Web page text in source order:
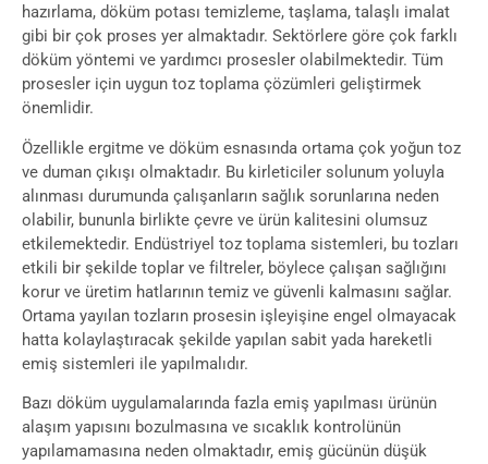
hazırlama, döküm potası temizleme, taşlama, talaşlı imalat
gibi bir çok proses yer almaktadır. Sektörlere göre çok farklı
döküm yöntemi ve yardımcı prosesler olabilmektedir. Tüm
prosesler için uygun toz toplama çözümleri geliştirmek
önemlidir.
Özellikle ergitme ve döküm esnasında ortama çok yoğun toz
ve duman çıkışı olmaktadır. Bu kirleticiler solunum yoluyla
alınması durumunda çalışanların sağlık sorunlarına neden
olabilir, bununla birlikte çevre ve ürün kalitesini olumsuz
etkilemektedir. Endüstriyel toz toplama sistemleri, bu tozları
etkili bir şekilde toplar ve filtreler, böylece çalışan sağlığını
korur ve üretim hatlarının temiz ve güvenli kalmasını sağlar.
Ortama yayılan tozların prosesin işleyişine engel olmayacak
hatta kolaylaştıracak şekilde yapılan sabit yada hareketli
emiş sistemleri ile yapılmalıdır.
Bazı döküm uygulamalarında fazla emiş yapılması ürünün
alaşım yapısını bozulmasına ve sıcaklık kontrolünün
yapılamamasına neden olmaktadır, emiş gücünün düşük